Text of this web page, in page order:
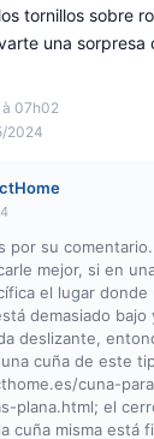
07h02
2024
tornillos sobre
una sorpresa
por su comentario.
mejor, si en
el lugar donde
demasiado bajo
deslizante,
cuña de este
cuna-
plana.html; el
cuña misma está